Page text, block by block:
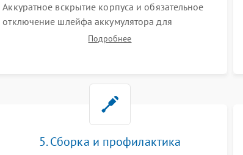
Аккуратное вскрытие корпуса и обязательное
отключение шлейфа аккумулятора для
обесточивания платы. Демонтаж системы
Подробнее
5. Сборка и профилактика